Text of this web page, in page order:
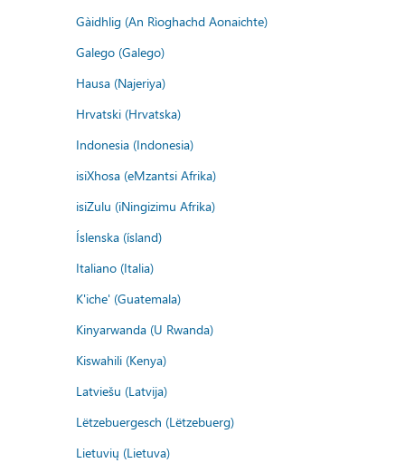
Gàidhlig (An Rìoghachd Aonaichte)
Galego (Galego)
Hausa (Najeriya)
Hrvatski (Hrvatska)
Indonesia (Indonesia)
isiXhosa (eMzantsi Afrika)
isiZulu (iNingizimu Afrika)
Íslenska (ísland)
Italiano (Italia)
K'iche' (Guatemala)
Kinyarwanda (U Rwanda)
Kiswahili (Kenya)
Latviešu (Latvija)
Lëtzebuergesch (Lëtzebuerg)
Lietuvių (Lietuva)